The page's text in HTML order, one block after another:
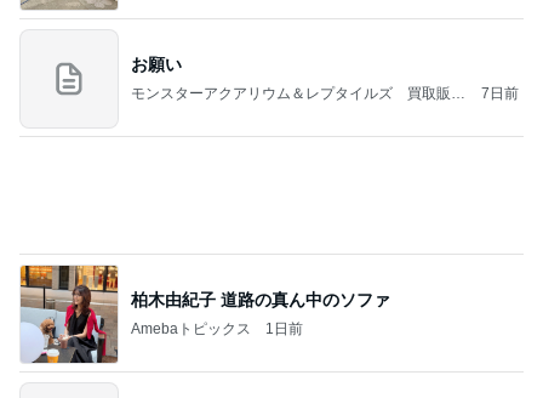
お願い
モンスターアクアリウム＆レプタイルズ 買取販売
7日前
柏木由紀子 道路の真ん中のソファ
Amebaトピックス 1日前